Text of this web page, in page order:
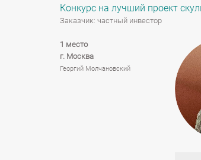
Конкурс на лучший проект
Заказчик: частный инвестор
1 место
г. Москва
Георгий Молчановский